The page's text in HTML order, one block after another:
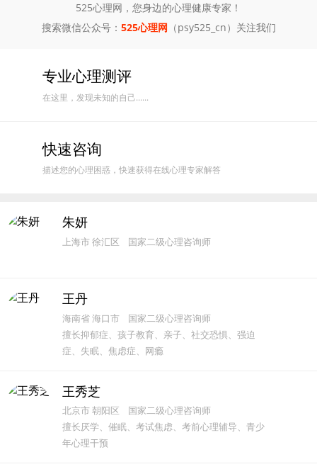
525心理网，您身边的心理健康专家！
搜索微信公众号： 525心理网 （psy525_cn）关注我们
专业心理测评
在这里，发现未知的自己......
快速咨询
描述您的心理困惑，快速获得在线心理专家解答
朱妍
上海市 徐汇区 国家二级心理咨询师
王丹
海南省 海口市 国家二级心理咨询师
擅长抑郁症、孩子教育、亲子、社交恐惧、强迫
症、失眠、焦虑症、网瘾
王秀芝
北京市 朝阳区 国家二级心理咨询师
擅长厌学、催眠、考试焦虑、考前心理辅导、青少
年心理干预